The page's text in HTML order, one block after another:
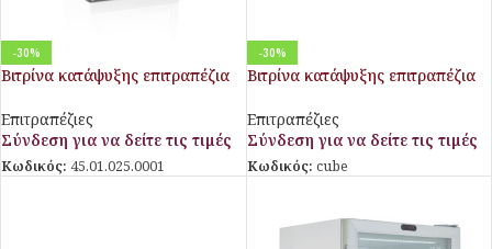
-30%
Βιτρίνα κατάψυξης επιτραπέζια
Επιτραπέζιες
Σύνδεση για να δείτε τις τιμές
Κωδικός: 45.01.025.0001
-30%
Βιτρίνα κατάψυξης επιτραπέζια
Επιτραπέζιες
Σύνδεση για να δείτε τις τιμές
Κωδικός: cube